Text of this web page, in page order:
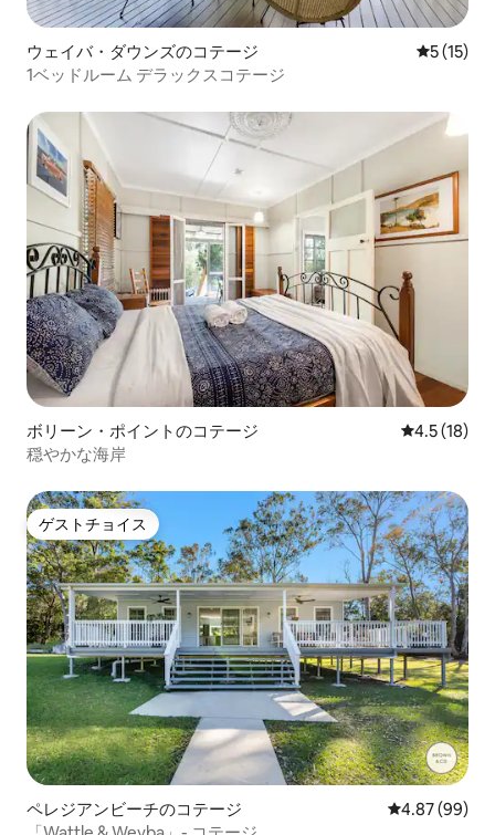
ウェイバ・ダウンズのコテージ レビュー
5 (15)
1ベッドルーム デラックスコテージ
ボリーン・ポイントのコテージ レビュー18
4.5 (18)
穏やかな海岸
ゲストチョイス
ゲストチョイス
ペレジアンビーチのコテージ レビュー99
4.87 (99)